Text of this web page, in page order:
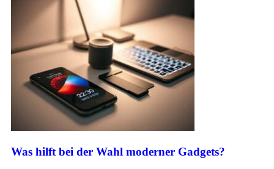
Was hilft bei der Wahl moderner Gadgets?